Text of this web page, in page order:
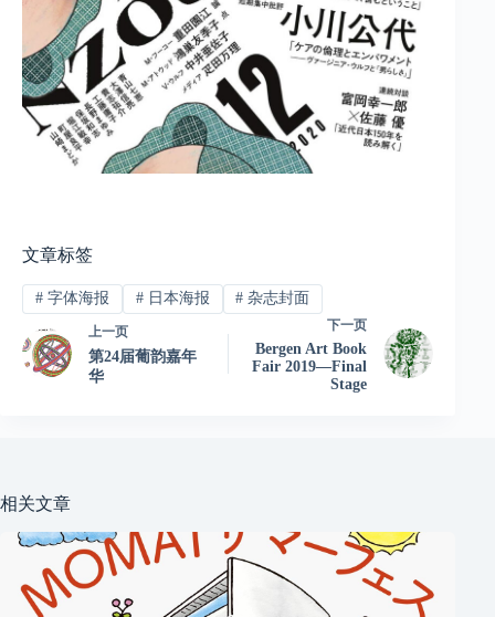
文章标签
#字体海报 #日本海报 # 杂志封面
上一页
第24届葡韵嘉年
华
下一页
Bergen Art Book
Fair 2019—Final
Stage
相关文章